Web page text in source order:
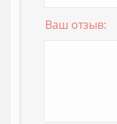
Ваш отзыв: